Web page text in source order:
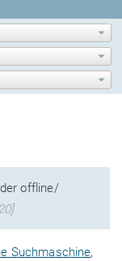
offline/
Suchmaschine,